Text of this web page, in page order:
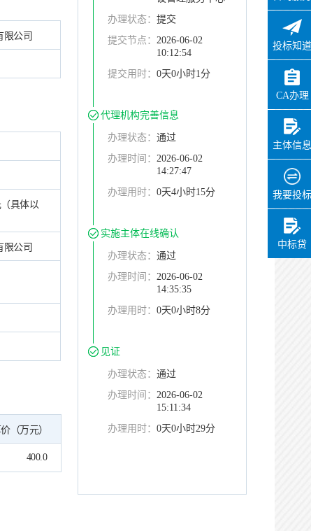
投标知道
CA办理
主体信息
我要投标
中标贷
限公司
具体以
限公司
（万元）
400.0
办理状态： 提交
提交节点： 2026-06-02
10:12:54
提交用时： 0天0小时1分
代理机构完善信息
办理状态： 通过
办理时间： 2026-06-02
14:27:47
办理用时： 0天4小时15分
实施主体在线确认
办理状态： 通过
办理时间： 2026-06-02
14:35:35
办理用时： 0天0小时8分
见证
办理状态： 通过
办理时间： 2026-06-02
15:11:34
办理用时： 0天0小时29分